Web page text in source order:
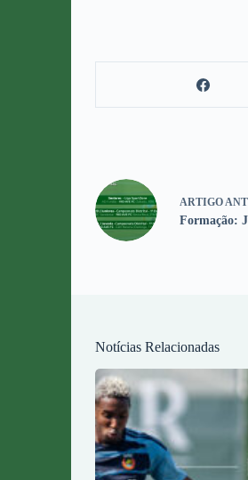
ARTIGO
Formação:
Notícias Relacionadas